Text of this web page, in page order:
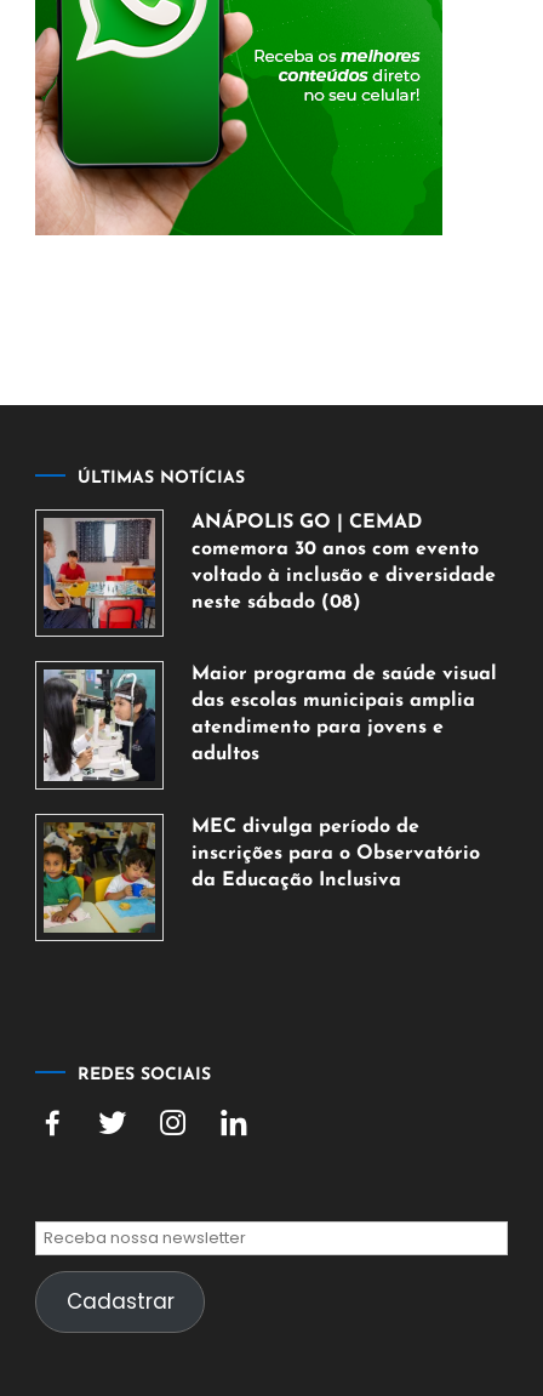
ÚLTIMAS NOTÍCIAS
ANÁPOLIS GO | CEMAD
comemora 30 anos com evento
voltado à inclusão e diversidade
neste sábado (08)
de
agosto
de
2026
Maior programa de saúde visual
das escolas municipais amplia
atendimento para jovens e
adultos
de
agosto
de
MEC divulga período de
inscrições para o Observatório
da Educação Inclusiva
REDES SOCIAIS
Cadastrar